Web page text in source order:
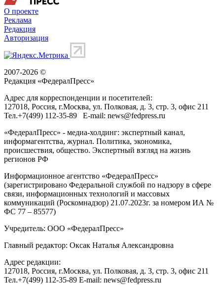
О проекте
Реклама
Редакция
Авторизация
2007-2026 ©
Редакция «ФедералПресс»
Адрес для корреспонденции и посетителей:
127018, Россия, г.Москва, ул. Полковая, д. 3, стр. 3, офис 211
Тел.+7(499) 112-35-89 E-mail: news@fedpress.ru
«ФедералПресс» - медиа-холдинг: экспертный канал,
информагентства, журнал. Политика, экономика,
происшествия, общество. Экспертный взгляд на жизнь
регионов РФ
Информационное агентство «ФедералПресс»
(зарегистрировано Федеральной службой по надзору в сфере
связи, информационных технологий и массовых
коммуникаций (Роскомнадзор) 21.07.2023г. за номером ИА №
ФС 77 – 85577)
Учредитель: ООО «ФедералПресс»
Главный редактор: Оксак Наталья Александровна
Адрес редакции:
127018, Россия, г.Москва, ул. Полковая, д. 3, стр. 3, офис 211
Тел.+7(499) 112-35-89 E-mail: news@fedpress.ru